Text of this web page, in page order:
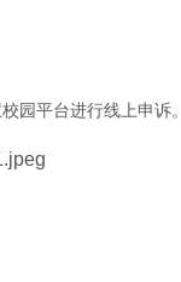
园平台进行线上申诉。